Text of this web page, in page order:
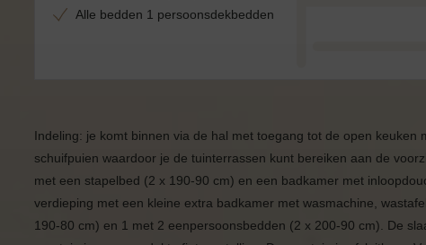
Alle bedden 1 persoonsdekbedden
Indeling: je komt binnen via de hal met toegang tot de open
schuifpuien waardoor je de tuinterrassen kunt bereiken aan de
met een stapelbed (2 x 190-90 cm) en een badkamer met
verdieping met een kleine extra badkamer met wasmachine,
190-80 cm) en 1 met 2 eenpersoonsbedden (2 x 200-90 cm). De